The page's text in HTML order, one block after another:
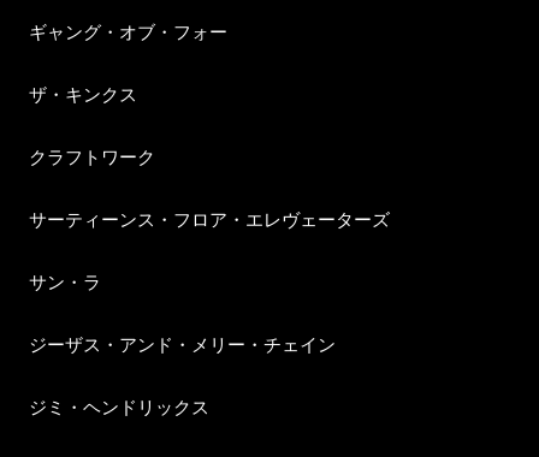
ギャング・オブ・フォー
ザ・キンクス
クラフトワーク
サーティーンス・フロア・エレヴェーターズ
サン・ラ
ジーザス・アンド・メリー・チェイン
ジミ・ヘンドリックス